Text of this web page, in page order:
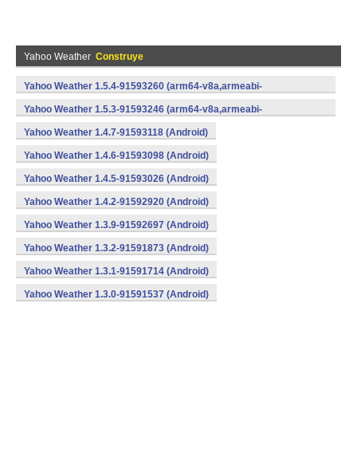
Yahoo Weather Construye
Yahoo Weather 1.5.4-91593260 (arm64-v8a,armeabi-
v7a,x86) (Android)
Yahoo Weather 1.5.3-91593246 (arm64-v8a,armeabi-
v7a,x86) (Android)
Yahoo Weather 1.4.7-91593118 (Android)
Yahoo Weather 1.4.6-91593098 (Android)
Yahoo Weather 1.4.5-91593026 (Android)
Yahoo Weather 1.4.2-91592920 (Android)
Yahoo Weather 1.3.9-91592697 (Android)
Yahoo Weather 1.3.2-91591873 (Android)
Yahoo Weather 1.3.1-91591714 (Android)
Yahoo Weather 1.3.0-91591537 (Android)